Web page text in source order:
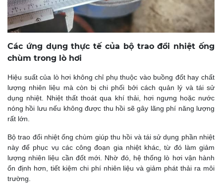
Các ứng dụng thực tế của bộ trao đổi nhiệt ống
chùm trong lò hơi
Hiệu suất của lò hơi không chỉ phụ thuộc vào buồng đốt hay chất
lượng nhiên liệu mà còn bị chi phối bởi cách quản lý và tái sử
dụng nhiệt. Nhiệt thất thoát qua khí thải, hơi ngưng hoặc nước
nóng hồi lưu nếu không được thu hồi sẽ gây lãng phí năng lượng
rất lớn.
Bộ trao đổi nhiệt ống chùm giúp thu hồi và tái sử dụng phần nhiệt
này để phục vụ các công đoạn gia nhiệt khác, từ đó làm giảm
lượng nhiên liệu cần đốt mới. Nhờ đó, hệ thống lò hơi vận hành
ổn định hơn, tiết kiệm chi phí nhiên liệu và giảm phát thải ra môi
trường.